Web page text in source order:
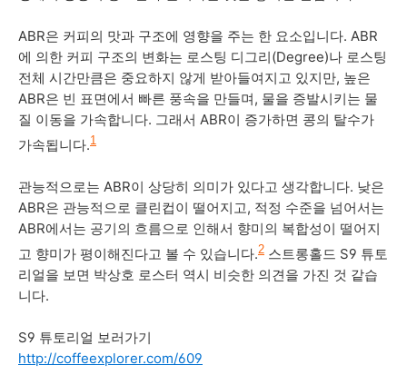
ABR은 커피의 맛과 구조에 영향을 주는 한 요소입니다. ABR
에 의한 커피 구조의 변화는 로스팅 디그리(Degree)나 로스팅
전체 시간만큼은 중요하지 않게 받아들여지고 있지만, 높은
ABR은 빈 표면에서 빠른 풍속을 만들며, 물을 증발시키는 물
질 이동을 가속합니다. 그래서 ABR이 증가하면 콩의 탈수가
가속됩니다.1
관능적으로는 ABR이 상당히 의미가 있다고 생각합니다. 낮은
ABR은 관능적으로 클린컵이 떨어지고, 적정 수준을 넘어서는
ABR에서는 공기의 흐름으로 인해서 향미의 복합성이 떨어지
고 향미가 평이해진다고 볼 수 있습니다.2 스트롱홀드 S9 튜토
리얼을 보면 박상호 로스터 역시 비슷한 의견을 가진 것 같습
니다.
S9 튜토리얼 보러가기
http://coffeexplorer.com/609